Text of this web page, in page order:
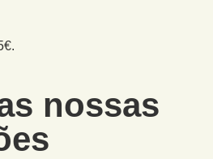
nossas